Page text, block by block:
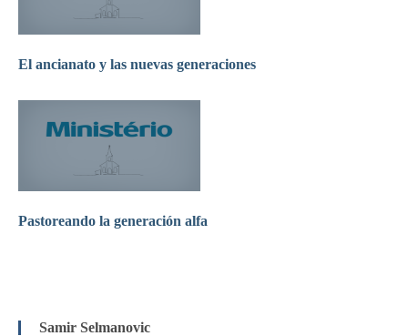
El ancianato y las nuevas generaciones
Pastoreando la generación alfa
Samir Selmanovic